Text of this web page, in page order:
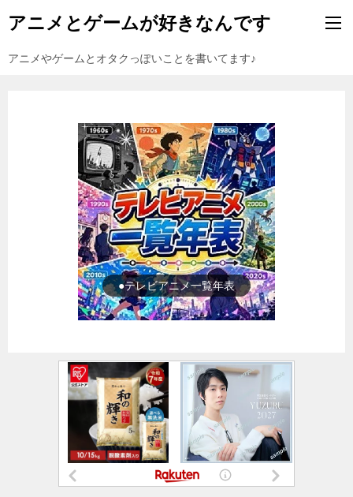
アニメとゲームが好きなんです
アニメやゲームとオタクっぽいことを書いてます♪
●ゲーム一覧年表